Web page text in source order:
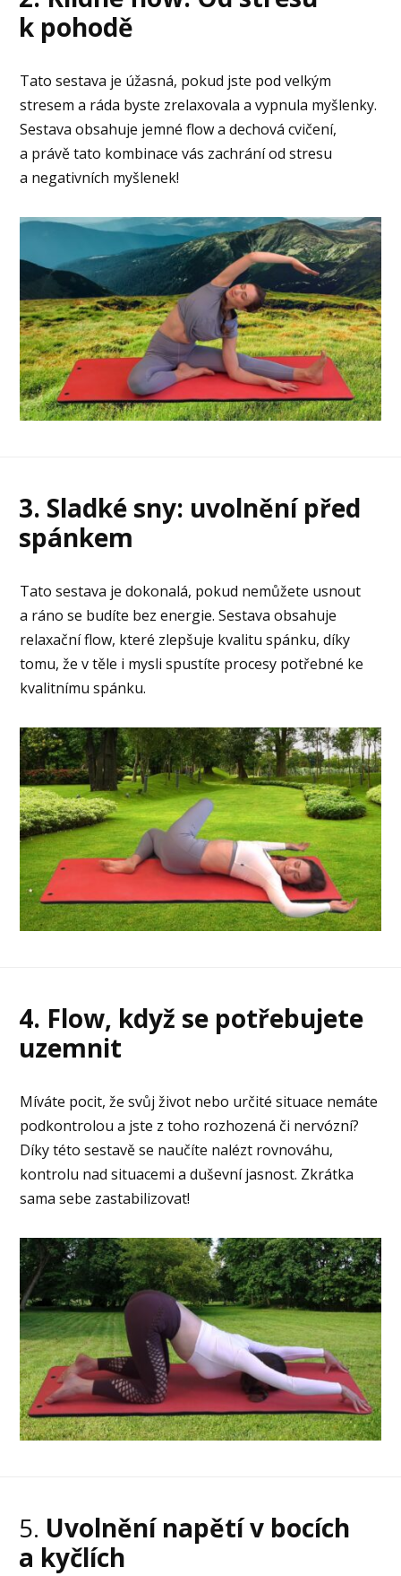
k pohodě
Tato sestava je úžasná, pokud jste pod velkým
stresem a ráda byste zrelaxovala a vypnula myšlenky.
Sestava obsahuje jemné flow a dechová cvičení,
a právě tato kombinace vás zachrání od stresu
a negativních myšlenek!
3. Sladké sny: uvolnění před
spánkem
Tato sestava je dokonalá, pokud nemůžete usnout
a ráno se budíte bez energie. Sestava obsahuje
relaxační flow, které zlepšuje kvalitu spánku, díky
tomu, že v těle i mysli spustíte procesy potřebné ke
kvalitnímu spánku.
4. Flow, když se potřebujete
uzemnit
Míváte pocit, že svůj život nebo určité situace nemáte
podkontrolou a jste z toho rozhozená či nervózní?
Díky této sestavě se naučíte nalézt rovnováhu,
kontrolu nad situacemi a duševní jasnost. Zkrátka
sama sebe zastabilizovat!
5. Uvolnění napětí v bocích
a kyčlích